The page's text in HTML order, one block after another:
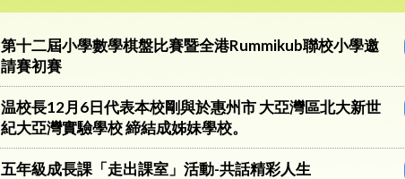
第十二屆小學數學棋盤比賽暨全港Rummikub聯校小學邀
請賽初賽
温校長12月6日代表本校剛與於惠州市 大亞灣區北大新世
紀大亞灣實驗學校 締結成姊妹學校。
五年級成長課「走出課室」活動-共話精彩人生